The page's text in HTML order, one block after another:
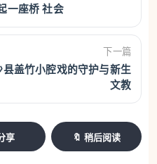
一座桥 社会
下一篇
盖竹小腔戏的守护与新生
文教
享 🔖 稍后阅读